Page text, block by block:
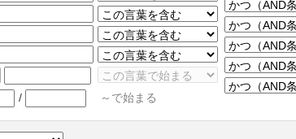
/ ～で始まる